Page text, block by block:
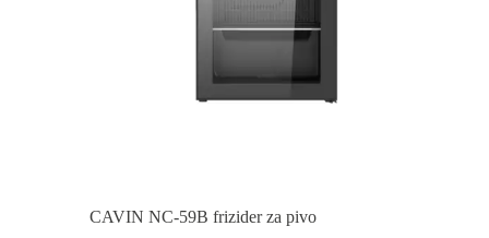
CAVIN NC-59B frizider za pivo